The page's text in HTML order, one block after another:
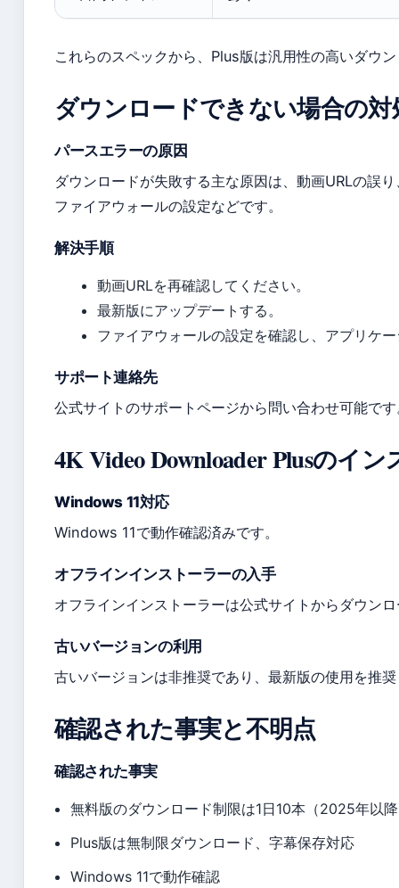
これらのスペックから、Plus版は汎用性の高いダウ
ダウンロードできない場合の
パースエラーの原因
ダウンロードが失敗する主な原因は、動画URLの誤
ファイアウォールの設定などです。
解決手順
動画URLを再確認してください。
最新版にアップデートする。
ファイアウォールの設定を確認し、アプリケ
サポート連絡先
公式サイトのサポートページから問い合わせ可能で
4K Video Downloader Plusのイ
Windows 11対応
Windows 11で動作確認済みです。
オフラインインストーラーの入手
オフラインインストーラーは公式サイトからダウン
古いバージョンの利用
古いバージョンは非推奨であり、最新版の使用を推
確認された事実と不明点
確認された事実
無料版のダウンロード制限は1日10本（2025年以
Plus版は無制限ダウンロード、字幕保存対応
Windows 11で動作確認